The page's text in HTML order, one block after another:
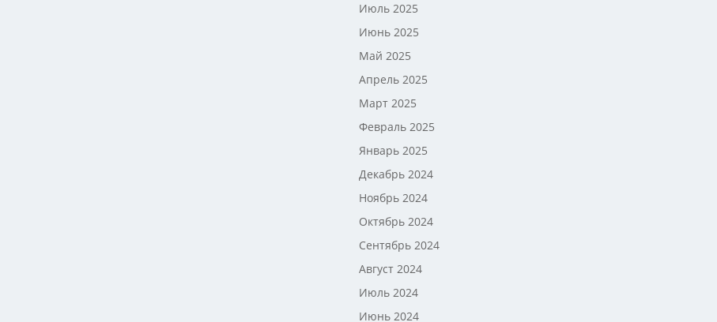
Июль 2025
Июнь 2025
Май 2025
Апрель 2025
Март 2025
Февраль 2025
Январь 2025
Декабрь 2024
Ноябрь 2024
Октябрь 2024
Сентябрь 2024
Август 2024
Июль 2024
Июнь 2024